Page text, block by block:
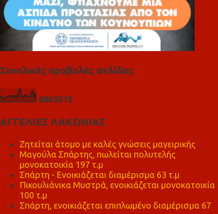
Συνολικές προβολές σελίδας
6863515
ΑΓΓΕΛΙΕΣ ΛΑΚΩΝΙΑΣ
Ζητείται άτομο με καλές γνώσεις μαγειρικής
Μαγούλα Σπάρτης, πωλείται πολυτελής
μονοκατοικία 197 τ.μ
Σπάρτη - Ενοικιάζεται διαμέρισμα 63 τ.μ
Πικουλιάνικα Μυστρά, ενοικιάζεται μονοκατοικία
100 τ.μ
Σπάρτη, ενοικιάζεται επιπλωμένο διαμέρισμα 67